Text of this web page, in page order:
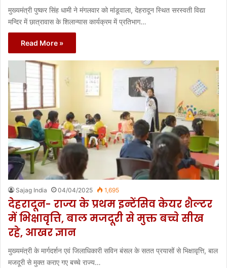
मुख्यमंत्री पुष्कर सिंह धामी ने मंगलवार को मांडूवाला, देहरादून स्थित सरस्वती विद्या
मन्दिर में छात्रावास के शिलान्यास कार्यक्रम में प्रतिभाग…
Read More »
Sajag India 04/04/2025 1,695
देहरादून- राज्य के प्रथम इन्टेंसिव केयर शैल्टर
में भिक्षावृत्ति, बाल मजदूरी से मुक्त बच्चे सीख
रहे, आखर ज्ञान
मुख्यमंत्री के मार्गदर्शन एवं जिलाधिकारी सविन बंसल के सतत प्रयासों से भिक्षावृत्ति, बाल
मजदूरी से मुक्त कराए गए बच्चे राज्य…